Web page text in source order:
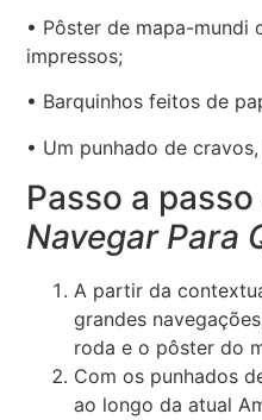
• Pôster de mapa-mundi
impressos;
• Barquinhos feitos de
• Um punhado de
Passo a
Navegar Para
A partir da
grandes
roda e o pôster do
Com os punhados
ao longo da atual